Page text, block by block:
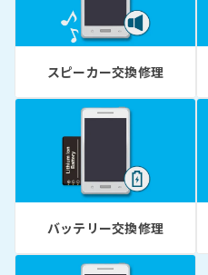
スピーカー交換修理
バッテリー交換修理